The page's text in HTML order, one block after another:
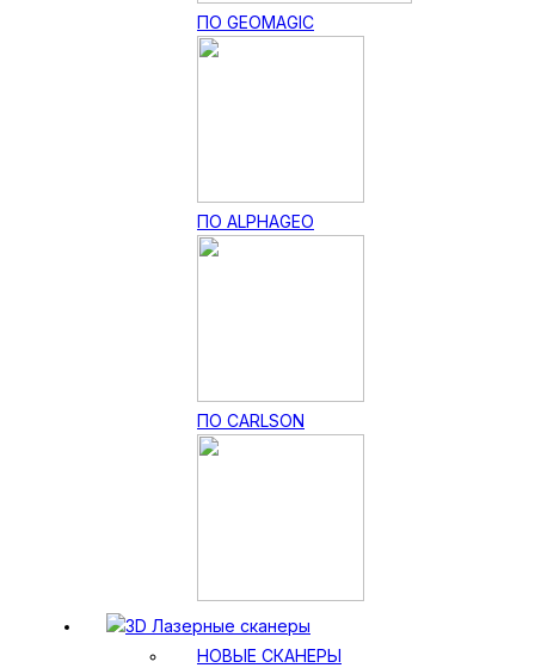
ПО GEOMAGIC
ПО ALPHAGEO
ПО CARLSON
3D Лазерные сканеры
НОВЫЕ СКАНЕРЫ